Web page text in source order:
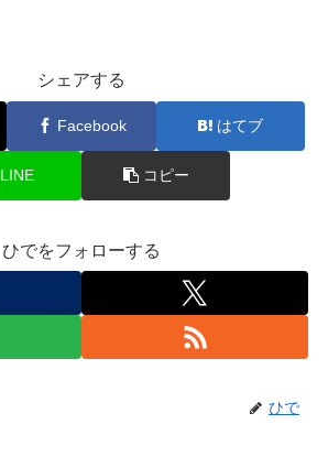
シェアする
Facebook はてブ
LINE コピー
ひでをフォローする
ひで